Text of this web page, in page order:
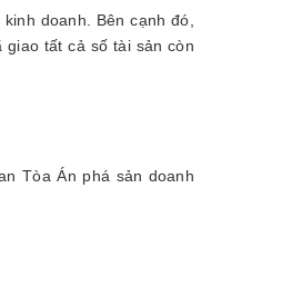
doanh. Bên cạnh đó,
tất cả số tài sản còn
Tòa Án phá sản doanh